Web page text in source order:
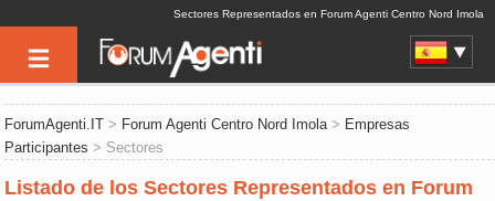
Sectores Representados en Forum Agenti Centro Nord Imola
ForumAgenti.IT > Forum Agenti Centro Nord Imola> Empresas
Participantes > Sectores
Listado de los Sectores Representados en Forum